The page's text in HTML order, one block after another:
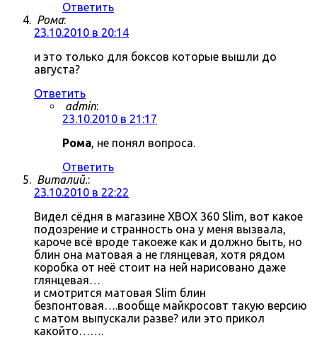
Ответить
Рома:
23.10.2010 в 20:14
и это только для боксов которые вышли до
августа?
Ответить
admin:
23.10.2010 в 21:17
Рома, не понял вопроса.
Ответить
Виталий.:
23.10.2010 в 22:22
Видел сёдня в магазине XBOX 360 Slim, вот какое
подозрение и странность она у меня вызвала,
кароче всё вроде такоеже как и должно быть, но
блин она матовая а не глянцевая, хотя рядом
коробка от неё стоит на ней нарисовано даже
глянцевая…
и смотрится матовая Slim блин
безпонтовая….вообще майкросовт такую версию
с матом выпускали разве? или это прикол
какойто…….